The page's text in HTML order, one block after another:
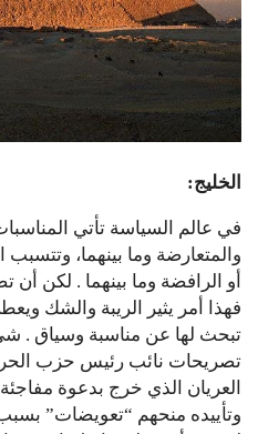
الخليج:
في عالم السياسة تأتي
والمتعارضة وما بينهما،
أو الرافضة وما بينهما . لكن
فهذا أمر يثير الريبة والشك
تبحث لها عن مناسبة وسياق .
تصريحات نائب رئيس حزب
العريان الذي خرج بدعوة
وتأييده منحهم “تعويضات”